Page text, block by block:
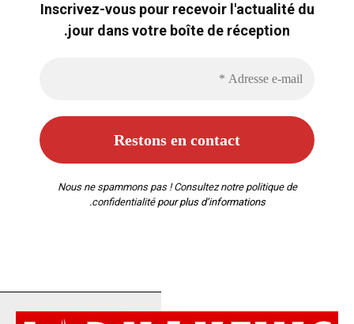
Inscrivez-vous pour recevoir l'actualité du
jour dans votre boîte de réception.
Nous ne spammons pas ! Consultez notre politique de
confidentialitépour plus d’informations.